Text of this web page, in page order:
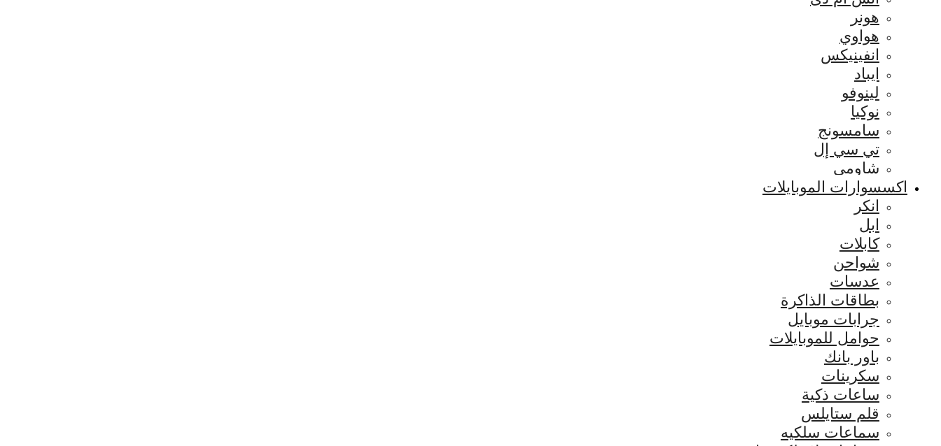
هونر
هواوي
انفينيكس
ايباد
لينوفو
نوكيا
سامسونج
تي سي إل
شاومي
اكسسوارات الموبايلات
انكر
ابل
كابلات
شواحن
عدسات
بطاقات الذاكرة
جرابات موبايل
حوامل للموبايلات
باور بانك
سكرينات
ساعات ذكية
قلم ستايلس
سماعات سلكيه